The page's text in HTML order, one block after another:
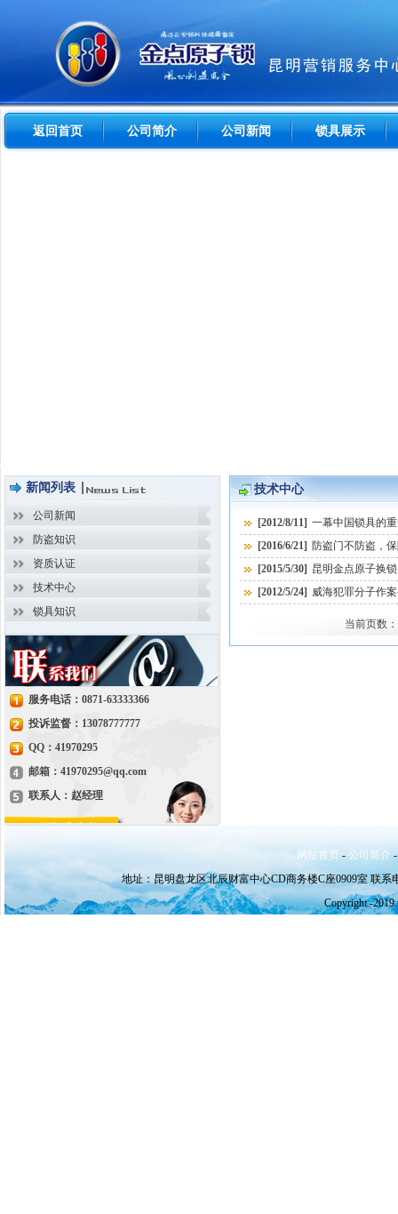
返回首页 公司简介 公司新闻 锁具展示
新闻列表
公司新闻
防盗知识
资质认证
技术中心
锁具知识
服务电话：0871-63333366
投诉监督：13078777777
QQ：41970295
邮箱：41970295@qq.com
联系人：赵经理
技术中心
[2012/8/11] 一幕中国锁具的
[2016/6/21] 防盗门不防盗，
[2015/5/30] 昆明金点原子换
[2012/5/24] 威海犯罪分子作
当前页
网站首页- 公司简介
地址：昆明盘龙区北辰财富中心CD商务楼C座0909室 联系
Copyright -2019